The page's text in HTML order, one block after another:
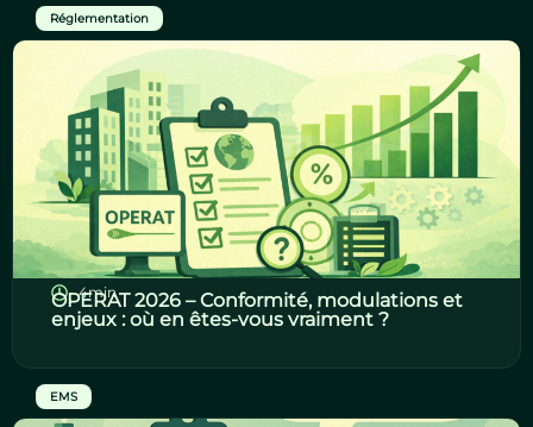
Réglementation
4min
OPERAT 2026 – Conformité, modulations et
enjeux : où en êtes-vous vraiment ?
EMS